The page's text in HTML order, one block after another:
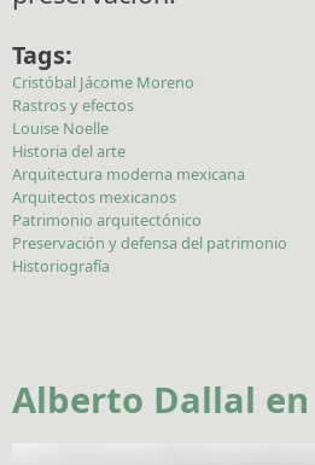
Tags:
Cristóbal Jácome Moreno
Rastros y efectos
Louise Noelle
Historia del arte
Arquitectura moderna mexicana
Arquitectos mexicanos
Patrimonio arquitectónico
Preservación y defensa del patrimonio
Historiografía
Alberto Dallal